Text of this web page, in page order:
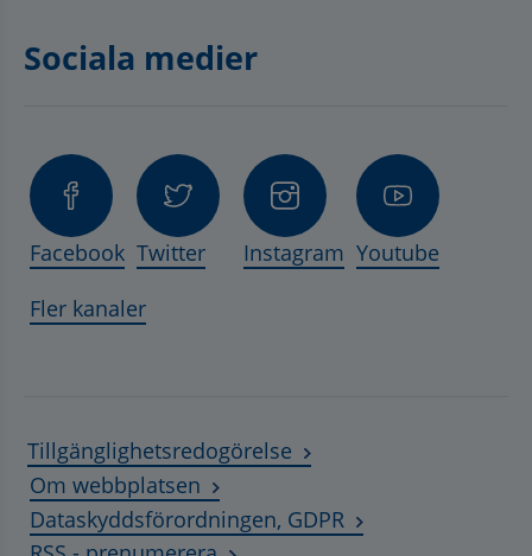
Sociala medier
Facebook Twitter Instagram Youtube
Fler kanaler
Tillgänglighetsredogörelse
Om webbplatsen
Dataskyddsförordningen, GDPR